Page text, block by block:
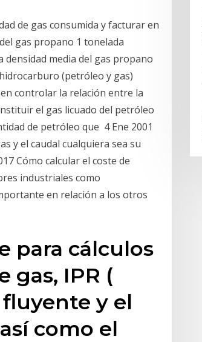
de gas consumida y facturar en
gas propano 1 tonelada
media del gas propano
(petróleo y gas)
controlar la relación entre la
el gas licuado del petróleo
de petróleo que 4 Ene 2001
y el caudal cualquiera sea su
Cómo calcular el coste de
industriales como
en relación a los otros
para cálculos
gas, IPR (
y el
como el